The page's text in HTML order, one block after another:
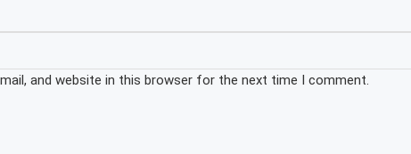
and website in this browser for the next time I comment.